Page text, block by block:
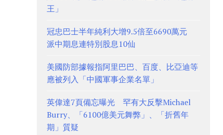
王」
冠忠巴士半年純利大增9.5倍至6690萬元
派中期息連特別股息10仙
美國防部據報指阿里巴巴、百度、比亞迪等
應被列入「中國軍事企業名單」
英偉達7頁備忘曝光 罕有大反擊Michael
Burry、「6100億美元舞弊」、「折舊年
期」質疑